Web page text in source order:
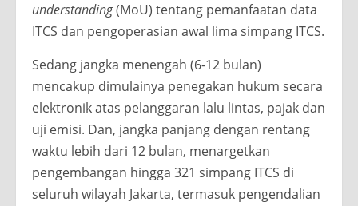
understanding(MoU) tentang pemanfaatan data
ITCS dan pengoperasian awal lima simpang ITCS.
Sedang jangka menengah (6-12 bulan)
mencakup dimulainya penegakan hukum secara
elektronik atas pelanggaran lalu lintas, pajak dan
uji emisi. Dan, jangka panjang dengan rentang
waktu lebih dari 12 bulan, menargetkan
pengembangan hingga 321 simpang ITCS di
seluruh wilayah Jakarta, termasuk pengendalian